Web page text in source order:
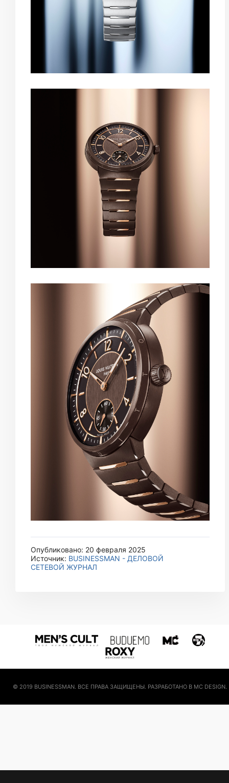
Опубликовано: 20 февраля 2025
Источник: BUSINESSMAN - ДЕЛОВОЙ
СЕТЕВОЙ ЖУРНАЛ
© 2019 BUSINESSMAN. ВСЕ ПРАВА ЗАЩИЩЕНЫ. РАЗРАБОТАНО В MC DESIGN.